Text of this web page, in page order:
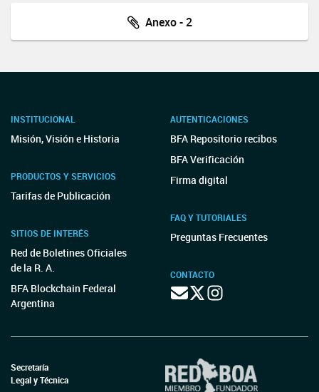
Anexo - 2
INSTITUCIONAL
Misión, Visión e Historia
PRODUCTOS Y SERVICIOS
Tarifas de Publicación
SITIOS DE INTERÉS
Red de Boletines Oficiales
de la R. A.
BFA Blockchain Federal
Argentina
AUTENTICACIONES
BFA Repositorio recibos
BFA Verificación
Firma digital
FAQ Y TUTORIALES
Preguntas Frecuentes
CONTACTO
Secretaría
Legal y Técnica